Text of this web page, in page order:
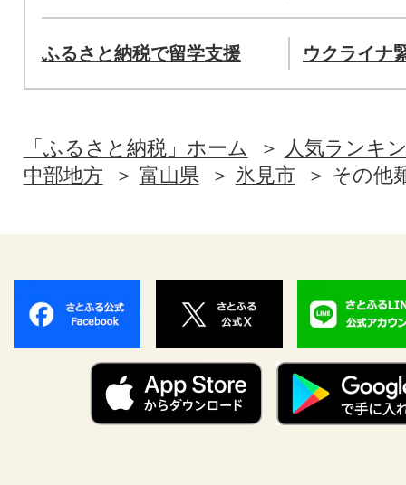
ふるさと納税で留学支援 ウクライナ
「ふるさと納税」ホーム
人気ランキ
中部地方
富山県 氷見市 その他